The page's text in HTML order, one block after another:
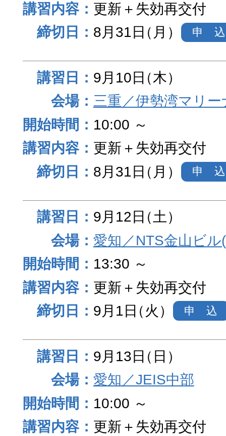
更新＋失効再交付
8月31日（月） 申 込
9月10日（木）
三重／伊勢湾マリー
10:00 ～
更新＋失効再交付
8月31日（月） 申 込
9月12日（土）
愛知／NTS金山ビ
13:30 ～
更新＋失効再交付
9月1日（火） 申 込
9月13日（日）
愛知／JEIS中部
10:00 ～
更新＋失効再交付